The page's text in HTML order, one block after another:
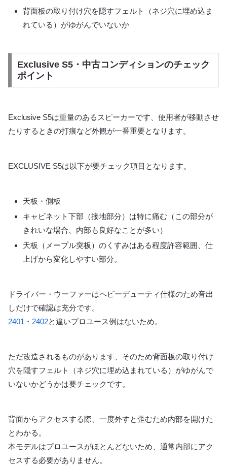
背面板の取り付け穴を隠すフェルト（ネジ穴に埋め込ま
れている）がゆがんでいないか
Exclusive S5・中古コンディションのチェック
ポイント
Exclusive S5は重量のあるスピーカーです、使用者が移動させ
たりするときの打痕など外観が一番重要となります。
EXCLUSIVE S5は以下が要チェック項目となります。
天板・側板
キャビネット下部（接地部分）は特に痛む（この部分が
きれいな場合、内部も良好なことが多い）
天板（メープル突板）のくすみはある程度許容範囲、仕
上げから変化しやすい部分。
ドライバー・ウーファーはヘビーデューティ仕様のため音出
しだけで確認は充分です。
2401 ・ 2402と違いプロユース例はないため。
ただ改造されるものがあります、そのため背面板の取り付け
穴を隠すフェルト（ネジ穴に埋め込まれている）がゆがんで
いないかどうかは要チェックです。
背面からアクセスする際、一度外すと歪むため内部を開けた
とわかる。
本モデルはプロユースがほとんどないため、通常内部にアク
セスする必要がありません。